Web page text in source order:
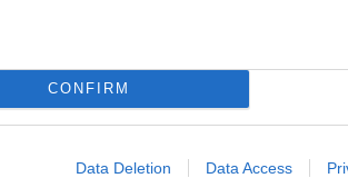
CONFIRM
Data Deletion Data Access